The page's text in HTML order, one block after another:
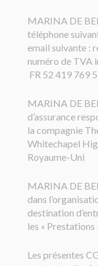
MARINA DE
téléphone
email suivante :
numéro de TVA
FR 52 419 769
MARINA DE
d’assurance
la compagnie
Whitechapel
Royaume-Uni
MARINA DE
dans
destination
les « Prestations
Les présentes